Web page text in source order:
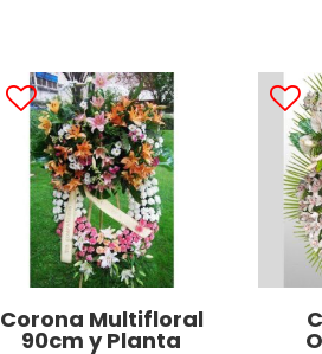
Corona Multifloral
90cm y Planta